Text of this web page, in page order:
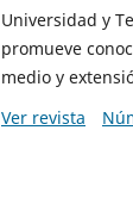
Universidad y
promueve
medio y
Ver revista